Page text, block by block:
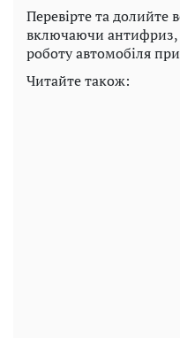
Перевірте та долийте
включаючи антифриз,
роботу автомобіля
Читайте також: